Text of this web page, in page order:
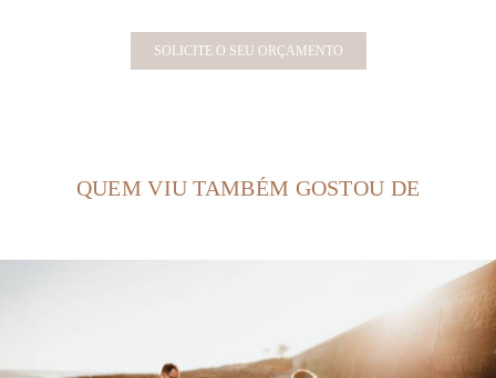
SOLICITE O SEU ORÇAMENTO
QUEM VIU TAMBÉM GOSTOU DE